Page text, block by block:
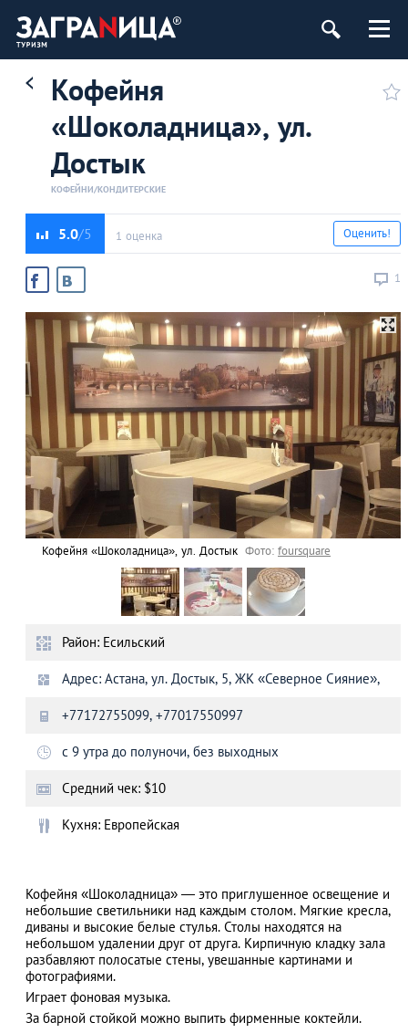
АЗАД
Кофейня
«Шоколадница», ул.
Достык
КОФЕЙНИ/КОНДИТЕРСКИЕ
5.0 1 оценка
1
Оценить!
Кофейня «Шоколадница», ул. Достык Фото:foursquare
Район: Есильский
Адрес: Астана, ул. Достык, 5, ЖК «Северное Сияние»,
+77172755099, +77017550997
с 9 утра до полуночи, без выходных
Средний чек: $10
Кухня: Европейская
Кофейня «Шоколадница» — это приглушенное освещение и
небольшие светильники над каждым столом. Мягкие кресла,
диваны и высокие белые стулья. Столы находятся на
небольшом удалении друг от друга. Кирпичную кладку зала
разбавляют полосатые стены, увешанные картинами и
фотографиями.
Играет фоновая музыка.
За барной стойкой можно выпить фирменные коктейли.